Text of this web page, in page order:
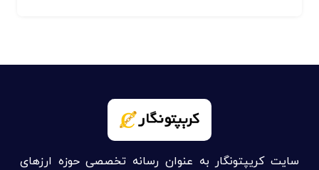
سایت کریپتونگار به عنوان رسانه تخصصی حوزه ارزهای